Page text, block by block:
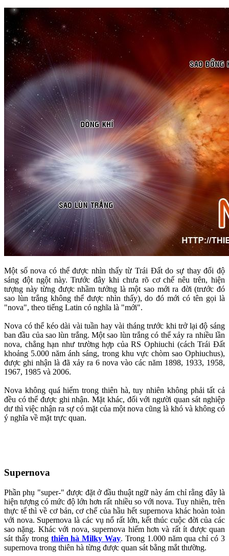
Một số nova có thể được nhìn thấy từ Trái Đất do sự thay đổi độ
sáng đột ngột này. Trước đây khi chưa rõ cơ chế nêu trên, hiện
tượng này từng được nhầm tưởng là một sao mới ra đời (trước đó
sao lùn trắng không thể được nhìn thấy), do đó mới có tên gọi là
"nova", theo tiếng Latin có nghĩa là "mới".
Nova có thể kéo dài vài tuần hay vài tháng trước khi trở lại độ sáng
ban đầu của sao lùn trắng. Một sao lùn trắng có thể xảy ra nhiều lần
nova, chẳng hạn như trường hợp của RS Ophiuchi (cách Trái Đất
khoảng 5.000 năm ánh sáng, trong khu vực chòm sao Ophiuchus),
được ghi nhận là đã xảy ra 6 nova vào các năm 1898, 1933, 1958,
1967, 1985 và 2006.
Nova không quá hiếm trong thiên hà, tuy nhiên không phải tất cả
đều có thể được ghi nhận. Mặt khác, đối với người quan sát nghiệp
dư thì việc nhận ra sự có mặt của một nova cũng là khó và không có
ý nghĩa về mặt trực quan.
Supernova
Phần phụ "super-" được đặt ở đầu thuật ngữ này ám chỉ rằng đây là
hiện tượng có mức độ lớn hơn rất nhiều so với nova. Tuy nhiên, trên
thực tế thì về cơ bản, cơ chế của hầu hết supernova khác hoàn toàn
với nova. Supernova là các vụ nổ rất lớn, kết thúc cuộc đời của các
sao nặng. Khác với nova, supernova hiếm hơn và rất ít được quan
sát thấy trong thiên hà Milky Way. Trong 1.000 năm qua chỉ có 3
supernova trong thiên hà từng được quan sát bằng mắt thường.